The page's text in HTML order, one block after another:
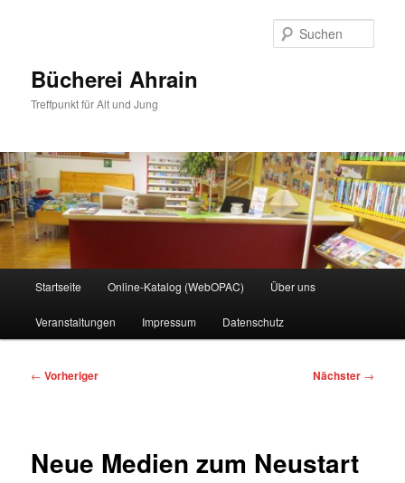
Bücherei Ahrain
Treffpunkt für Alt und Jung
Startseite Online-Katalog (WebOPAC) Über uns
Veranstaltungen Impressum Datenschutz
Beitragsnavigation
← Vorheriger Nächster →
Neue Medien zum Neustart